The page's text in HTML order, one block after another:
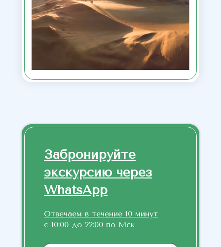
Забронируйте
экскурсию через
WhatsApp
Отвечаем в течение 10 минут
с 10:00 до 22:00 по Мск